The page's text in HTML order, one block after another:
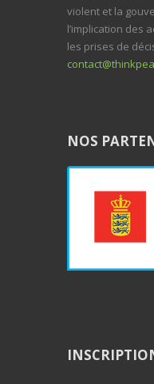
violent et la
l’implication des
les prises de
NOS